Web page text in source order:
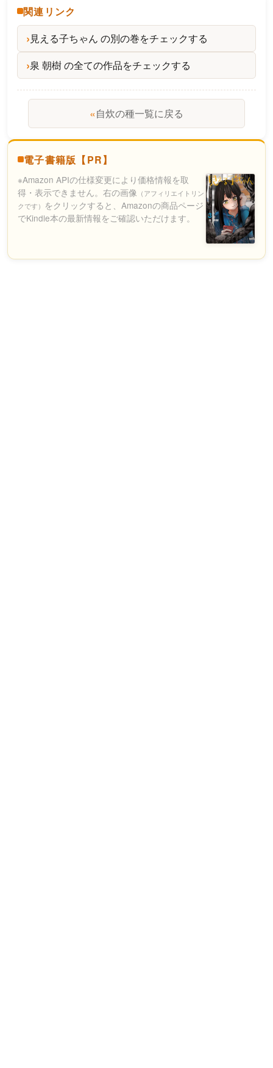
関連リンク
見える子ちゃん の別の巻をチェックする
泉 朝樹 の全ての作品をチェックする
«自炊の種一覧に戻る
電子書籍版【PR】
※Amazon APIの仕様変更により価格情報を取
得・表示できません。右の画像 （アフィリエイトリン
クです） をクリックすると、Amazonの商品ページ
でKindle本の最新情報をご確認いただけます。